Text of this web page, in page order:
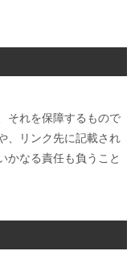
それを保障するもので
、リンク先に記載され
かなる責任も負うこと